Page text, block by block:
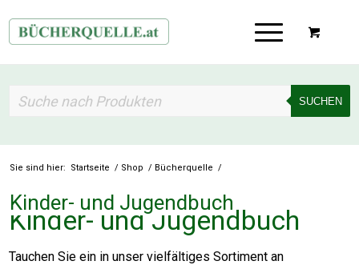
SUCHEN
Sie sind hier: Startseite / Shop / Bücherquelle /
Kinder- und Jugendbuch
Kinder- und Jugendbuch
Tauchen Sie ein in unser vielfältiges Sortiment an